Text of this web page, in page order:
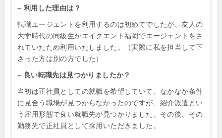
– 利用した理由は？
転職エージェントを利用するのは初めてでしたが、友人の
大学時代の同級生がエイクエント福岡でエージェントをさ
れていたため利用いたしました。（実際に私を担当して下
さった方は別の方でした）
– 良い転職先は見つかりましたか？
当初は正社員としての就職を希望していて、なかなか条件
に見合う職場が見つからなかったのですが、紹介派遣とい
う雇用形態で良い就職先が見つかりました。その後、その
勤務先で正社員として採用いただきました。